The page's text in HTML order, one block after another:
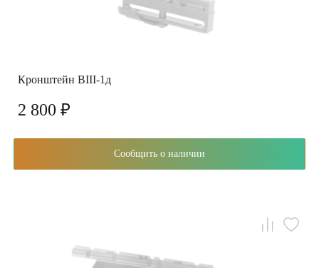
Кронштейн ВIII-1д
2 800 ₽
Сообщить о наличии